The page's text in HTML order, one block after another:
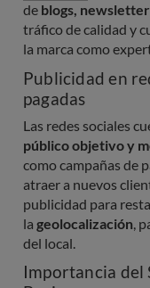
de blogs,
tráfico de calidad y
la marca como
Publicidad en
pagadas
Las redes sociales
público objetivo y
como campañas de
atraer a nuevos
publicidad para
la geolocalización ,
del local.
Importancia del